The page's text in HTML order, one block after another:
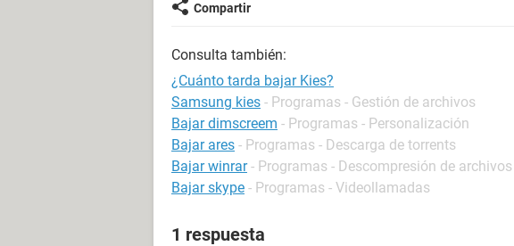
Compartir
Consulta también:
¿Cuánto tarda bajar Kies?
Samsung kies - Programas - Gestión de archivos
Bajar dimscreem - Programas - Personalización
Bajar ares - Programas - Descarga de torrents
Bajar winrar - Programas - Descompresión de archivos
Bajar skype - Programas - Videollamadas
1 respuesta